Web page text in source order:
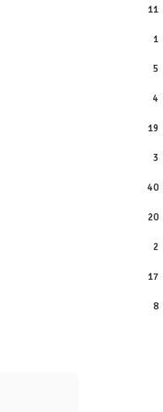
11
1
5
4
19
3
40
20
2
17
8